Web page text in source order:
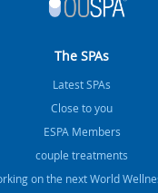
The SPAs
Latest SPAs
Close to you
ESPA Members
couple treatments
on the next World